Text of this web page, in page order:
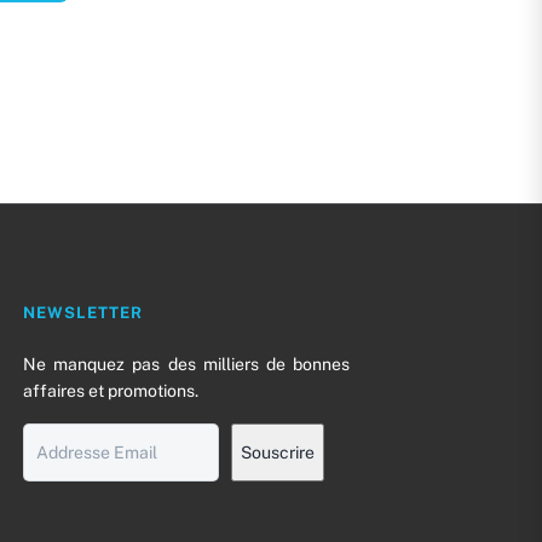
NEWSLETTER
Ne manquez pas des milliers de bonnes
affaires et promotions.